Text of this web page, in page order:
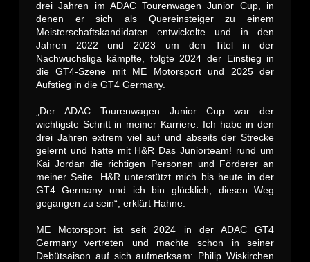
drei Jahren im ADAC Tourenwagen Junior Cup, in
denen er sich als Quereinsteiger zu einem
Meisterschaftskandidaten entwickelte und in den
Jahren 2022 und 2023 um den Titel in der
Nachwuchsliga kämpfte, folgte 2024 der Einstieg in
die GT4-Szene mit ME Motorsport und 2025 der
Aufstieg in die GT4 Germany.
„Der ADAC Tourenwagen Junior Cup war der
wichtigste Schritt in meiner Karriere. Ich habe in den
drei Jahren extrem viel auf und abseits der Strecke
gelernt und hatte mit H&R Das Juniorteam! rund um
Kai Jordan die richtigen Personen und Förderer an
meiner Seite. H&R unterstützt mich bis heute in der
GT4 Germany und ich bin glücklich, diesen Weg
gegangen zu sein“, erklärt Hahne.
ME Motorsport ist seit 2024 in der ADAC GT4
Germany vertreten und machte schon in seiner
Debütsaison auf sich aufmerksam: Philip Wiskirchen